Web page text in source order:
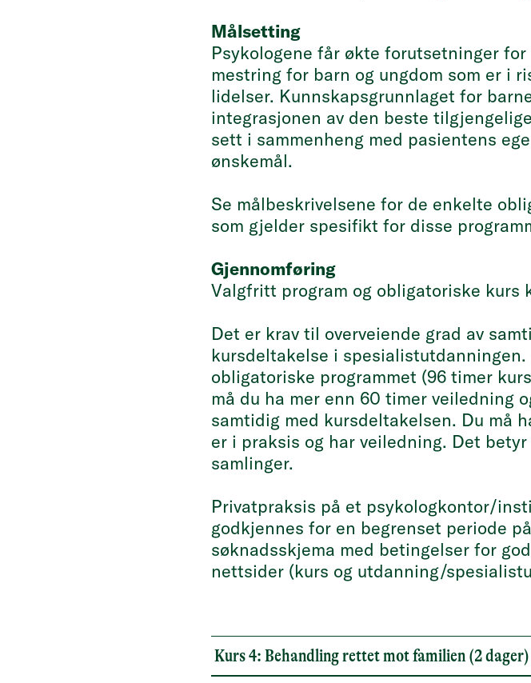
Målsetting
Psykologene får økte forutsetninger
mestring for barn og ungdom som er i
lidelser. Kunnskapsgrunnlaget for
integrasjonen av den beste
sett i sammenheng med pasientens
ønskemål.
Se målbeskrivelsene for de enkelte
som gjelder spesifikt for disse
Gjennomføring
Valgfritt program og obligatoriske kurs
Det er krav til overveiende grad av
kursdeltakelse i
obligatoriske programmet (96 timer
må du ha mer enn 60 timer veiledning
samtidig med kursdeltakelsen. Du må
er i praksis og har veiledning. Det
samlinger.
Privatpraksis på et psykologkontor/
godkjennes for en begrenset periode
søknadsskjema med betingelser for
nettsider (kurs og utdanning/
Kurs 4: Behandling rettet mot familien (2 dager)